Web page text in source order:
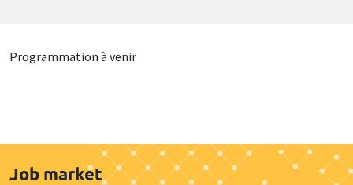
Programmation à venir
Job market